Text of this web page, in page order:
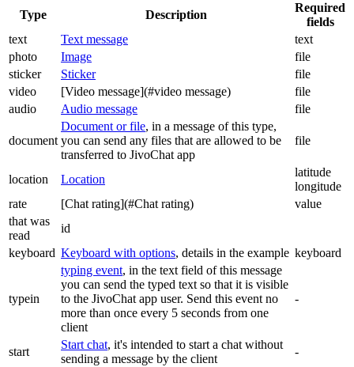
Type Description
Required
fields
text
Text message
text
photo
Image
file
sticker
Sticker
file
video
[Video message](#video message)
file
audio
Audio message file
document
Document or file, in a message of this type,
you can send any files that are allowed to be
transferred to JivoChat app
file
location Location
latitude
longitude
rate
[Chat rating](#Chat rating)
value
that was
read
id
keyboard Keyboard with options, details in the example keyboard
typein
typing event, in the text field of this message
you can send the typed text so that it is visible
to the JivoChat app user. Send this event no
more than once every 5 seconds from one
client
-
start
Start chat, it's intended to start a chat without
sending a message by the client
-